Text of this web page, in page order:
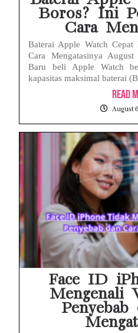
Boros? Ini
Cara
Baterai Apple Watch
Cara Mengatasinya
Baru beli Apple Watch
kapasitas maksimal baterai
Read
August
Face ID
Mengenali